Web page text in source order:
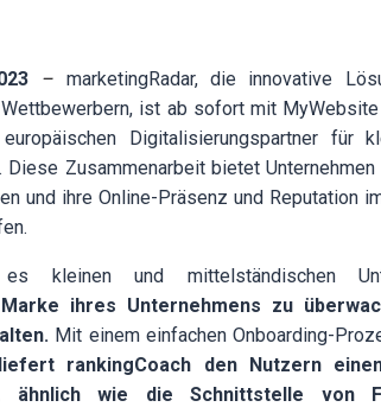
– marketingRadar, die innovative
ist ab sofort mit
Digitalisierungspartner für
Diese Zusammenarbeit bietet
und ihre Online-Präsenz und Reputation
es kleinen und mittelständischen
ihres Unternehmens zu
Mit einem einfachen Onboarding-
rankingCoach den Nutzern
ähnlich wie die Schnittstelle von